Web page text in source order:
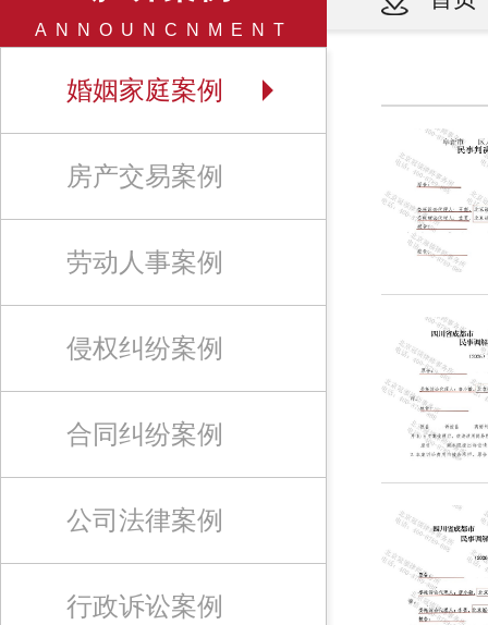
ANNOUNCNMENT
婚姻家庭案例
房产交易案例
劳动人事案例
侵权纠纷案例
合同纠纷案例
公司法律案例
行政诉讼案例